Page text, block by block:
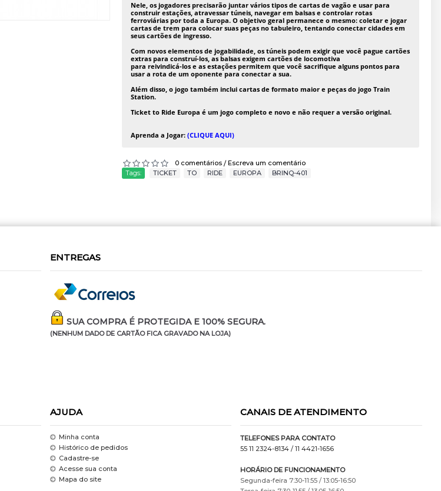
Nele, os jogadores precisarão juntar vários tipos de cartas de vagão e usar para
construir estações, atravessar túneis, navegar em balsas e controlar rotas
ferroviárias por toda a Europa. O objetivo geral permanece o mesmo: coletar e jogar
cartas de trem para colocar suas peças no tabuleiro, tentando conectar cidades em
seus cartões de ingresso.
Com novos elementos de jogabilidade, os túneis podem exigir que você pague cartões
extras para construí-los, as balsas exigem cartões de locomotiva
para reivindicá-los e as estações permitem que você sacrifique alguns pontos para
usar a rota de um oponente para conectar a sua.
Além disso, o jogo também inclui cartas de formato maior e peças do jogo Train
Station.
Ticket to Ride Europa é um jogo completo e novo e não requer a versão original.
Aprenda a Jogar: (CLIQUE AQUI)
0 comentários / Escreva um comentário
Tags:
TICKET TO RIDE EUROPA BRINQ-401
ENTREGAS
SUA COMPRA É PROTEGIDA E 100% SEGURA.
(NENHUM DADO DE CARTÃO FICA GRAVADO NA LOJA)
AJUDA
Minha conta
Histórico de pedidos
Cadastre-se
Acesse sua conta
Mapa do site
CANAIS DE ATENDIMENTO
TELEFONES PARA CONTATO
55 11 2324-8134 / 11 4421-1656
HORÁRIO DE FUNCIONAMENTO
Segunda-feira 7:30-11:55 / 13:05-16:50